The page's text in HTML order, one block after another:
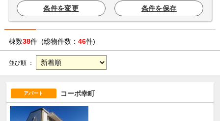
条件を変更 条件を保存
棟数38件 (総物件数： 46件)
並び順 ：
アパート コーポ幸町